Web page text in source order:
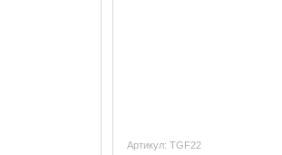
Артикул: TGF22